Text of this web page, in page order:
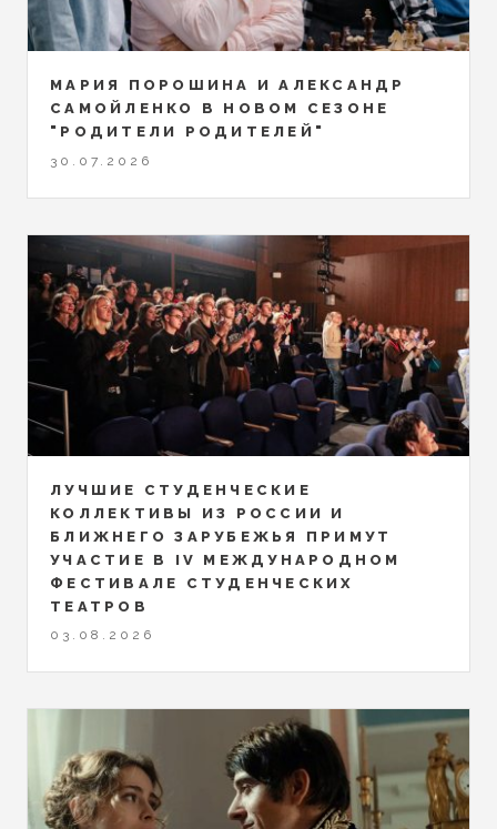
МАРИЯ ПОРОШИНА И АЛЕКСАНДР
САМОЙЛЕНКО В НОВОМ СЕЗОНЕ
"РОДИТЕЛИ РОДИТЕЛЕЙ"
30.07.2026
ЛУЧШИЕ СТУДЕНЧЕСКИЕ
КОЛЛЕКТИВЫ ИЗ РОССИИ И
БЛИЖНЕГО ЗАРУБЕЖЬЯ ПРИМУТ
УЧАСТИЕ В IV МЕЖДУНАРОДНОМ
ФЕСТИВАЛЕ СТУДЕНЧЕСКИХ
ТЕАТРОВ
03.08.2026